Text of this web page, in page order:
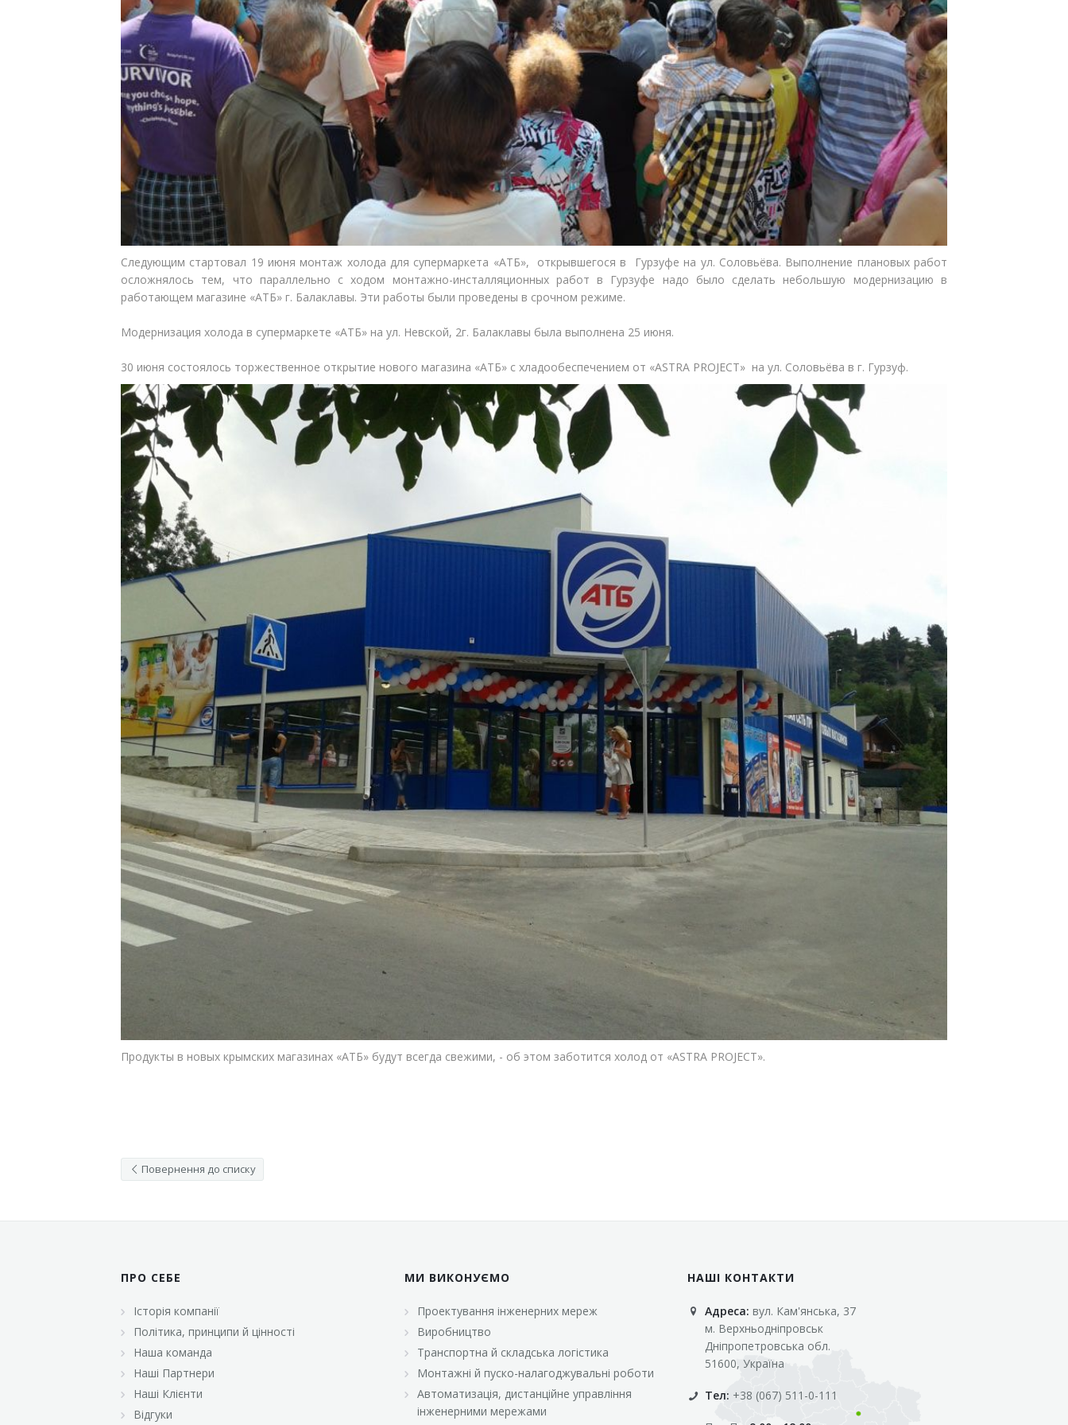
Следующим стартовал 19 июня монтаж холода для супермаркета «АТБ», открывшегося в Гурзуфе на ул. Соловьёва. Выполнение плановых работ
осложнялось тем, что параллельно с ходом монтажно-инсталляционных работ в Гурзуфе надо было сделать небольшую модернизацию в
работающем магазине «АТБ» г. Балаклавы. Эти работы были проведены в срочном режиме.
Модернизация холода в супермаркете «АТБ» на ул. Невской, 2г. Балаклавы была выполнена 25 июня.
30 июня состоялось торжественное открытие нового магазина «АТБ» с хладообеспечением от «ASTRA PROJECT» на ул. Соловьёва в г. Гурзуф.
Продукты в новых крымских магазинах «АТБ» будут всегда свежими, - об этом заботится холод от «ASTRA PROJECT».
Повернення до списку
ПРО СЕБЕ
Історія компанії
Політика, принципи й цінності
Наша команда
Наші Партнери
Наші Клієнти
Відгуки
МИ ВИКОНУЄМО
Проектування інженерних мереж
Виробництво
Транспортна й складська логістика
Монтажні й пуско-налагоджувальні роботи
Автоматизація, дистанційне управління
інженерними мережами
НАШІ КОНТАКТИ
Адреса: вул. Кам'янська, 37
м. Верхньодніпровськ
Дніпропетровська обл.
51600, Україна
Тел: +38 (067) 511-0-111